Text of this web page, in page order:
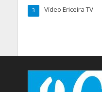
Vídeo Ericeira TV
3